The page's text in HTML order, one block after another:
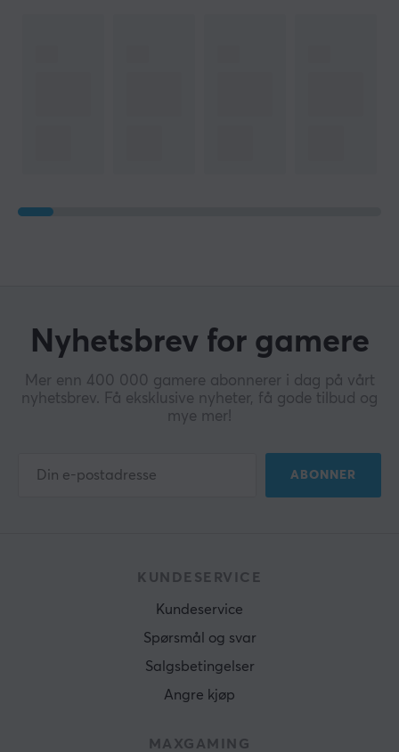
Nyhetsbrev for gamere
Mer enn 400 000 gamere abonnerer i dag på vårt
nyhetsbrev. Få eksklusive nyheter, få gode tilbud og
mye mer!
ABONNER
KUNDESERVICE
Kundeservice
Spørsmål og svar
Salgsbetingelser
Angre kjøp
MAXGAMING